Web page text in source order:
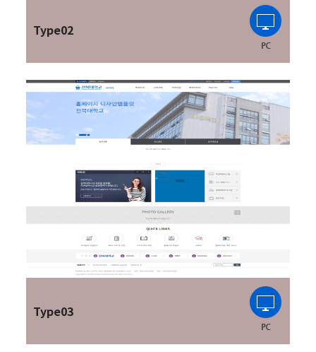
Type02
Type03